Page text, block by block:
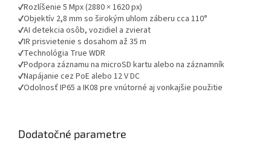
✔Rozlíšenie 5 Mpx (2880 × 1620 px)
✔Objektív 2,8 mm so širokým uhlom záberu cca 110°
✔AI detekcia osôb, vozidiel a zvierat
✔IR prisvietenie s dosahom až 35 m
✔Technológia True WDR
✔Podpora záznamu na microSD kartu alebo na záznamník
✔Napájanie cez PoE alebo 12 V DC
✔Odolnosť IP65 a IK08 pre vnútorné aj vonkajšie použitie
Dodatočné parametre